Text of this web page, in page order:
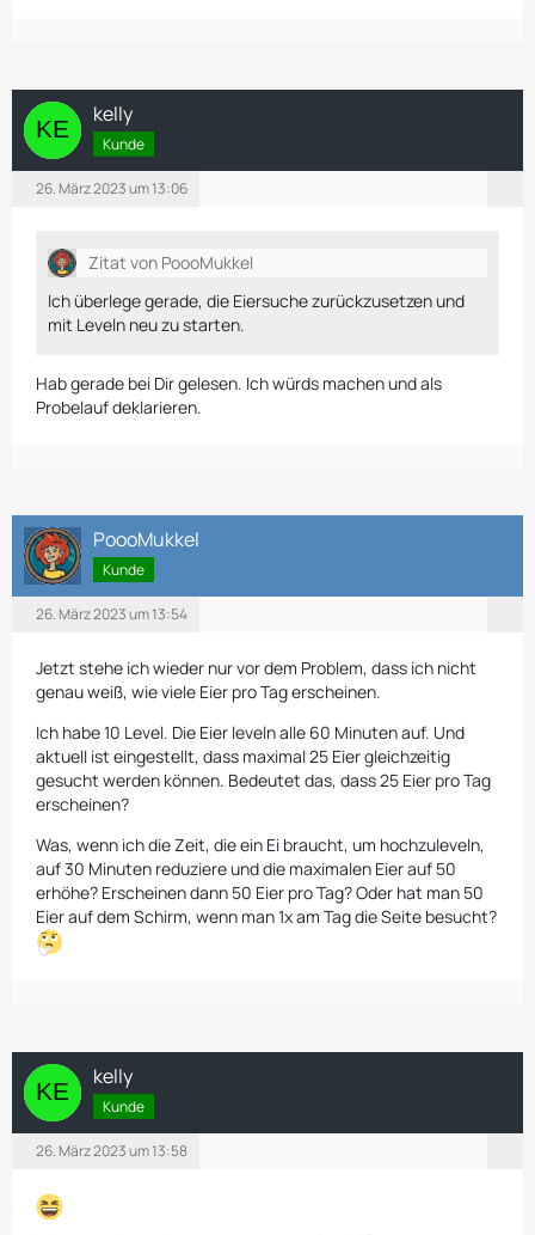
kelly
Kunde
26. März 2023 um 13:06
Zitat von PoooMukkel
Ich überlege gerade, die Eiersuche zurückzusetzen und
mit Leveln neu zu starten.
Hab gerade bei Dir gelesen. Ich würds machen und als
Probelauf deklarieren.
PoooMukkel
Kunde
26. März 2023 um 13:54
Jetzt stehe ich wieder nur vor dem Problem, dass ich nicht
genau weiß, wie viele Eier pro Tag erscheinen.
Ich habe 10 Level. Die Eier leveln alle 60 Minuten auf. Und
aktuell ist eingestellt, dass maximal 25 Eier gleichzeitig
gesucht werden können. Bedeutet das, dass 25 Eier pro Tag
erscheinen?
Was, wenn ich die Zeit, die ein Ei braucht, um hochzuleveln,
auf 30 Minuten reduziere und die maximalen Eier auf 50
erhöhe? Erscheinen dann 50 Eier pro Tag? Oder hat man 50
Eier auf dem Schirm, wenn man 1x am Tag die Seite besucht?
kelly
Kunde
26. März 2023 um 13:58